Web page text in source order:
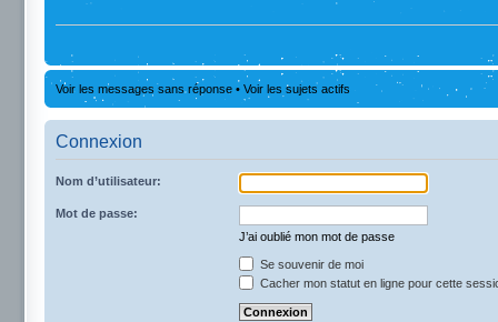
Voir les messages sans réponse • Voir les sujets actifs
Connexion
Nom d’utilisateur:
Mot de passe:
J’ai oublié mon mot de passe
Se souvenir de moi
Cacher mon statut en ligne pour cette